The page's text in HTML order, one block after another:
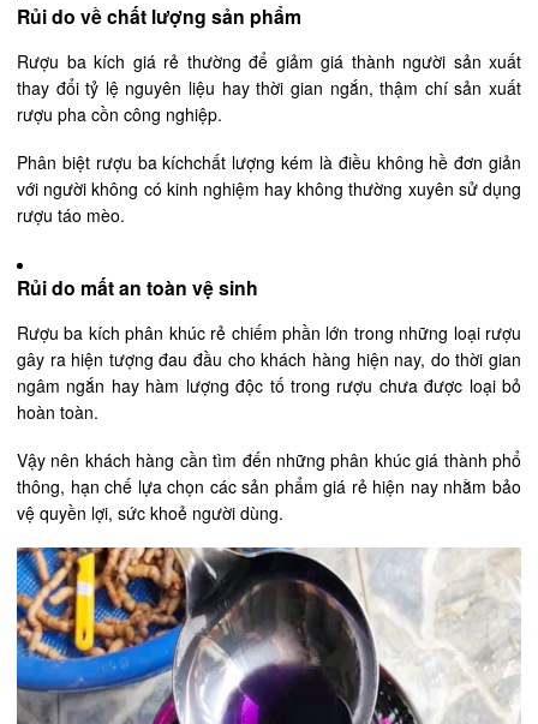
Rủi do về chất lượng sản phẩm
Rượu ba kích giá rẻ thường để giảm giá thành người sản xuất
thay đổi tỷ lệ nguyên liệu hay thời gian ngắn, thậm chí sản xuất
rượu pha cồn công nghiệp.
Phân biệt rượu ba kíchchất lượng kém là điều không hề đơn giản
với người không có kinh nghiệm hay không thường xuyên sử dụng
rượu táo mèo.
Rủi do mất an toàn vệ sinh
Rượu ba kích phân khúc rẻ chiếm phần lớn trong những loại rượu
gây ra hiện tượng đau đầu cho khách hàng hiện nay, do thời gian
ngâm ngắn hay hàm lượng độc tố trong rượu chưa được loại bỏ
hoàn toàn.
Vậy nên khách hàng cần tìm đến những phân khúc giá thành phổ
thông, hạn chế lựa chọn các sản phẩm giá rẻ hiện nay nhằm bảo
vệ quyền lợi, sức khoẻ người dùng.